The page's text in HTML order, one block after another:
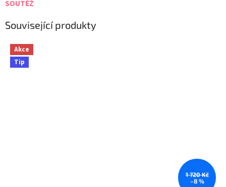
SOUTĚŽ
Související produkty
Akce
Tip
1 720 Kč
–8 %